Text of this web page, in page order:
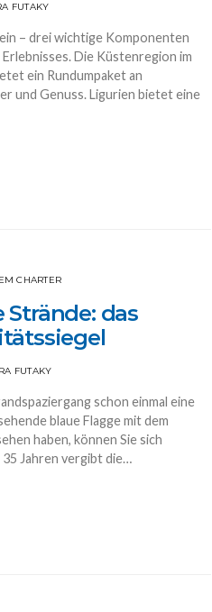
FUTAKY
– drei wichtige Komponenten
Die Küstenregion im
ein Rundumpaket an
und Genuss. Ligurien bietet eine
CHARTER
Strände: das
FUTAKY
schon einmal eine
blaue Flagge mit dem
haben, können Sie sich
Jahren vergibt die…